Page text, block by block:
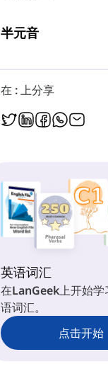
半元音
在 : 上分享
英语词汇
在LanGeek上开始学
语词汇。
点击开始